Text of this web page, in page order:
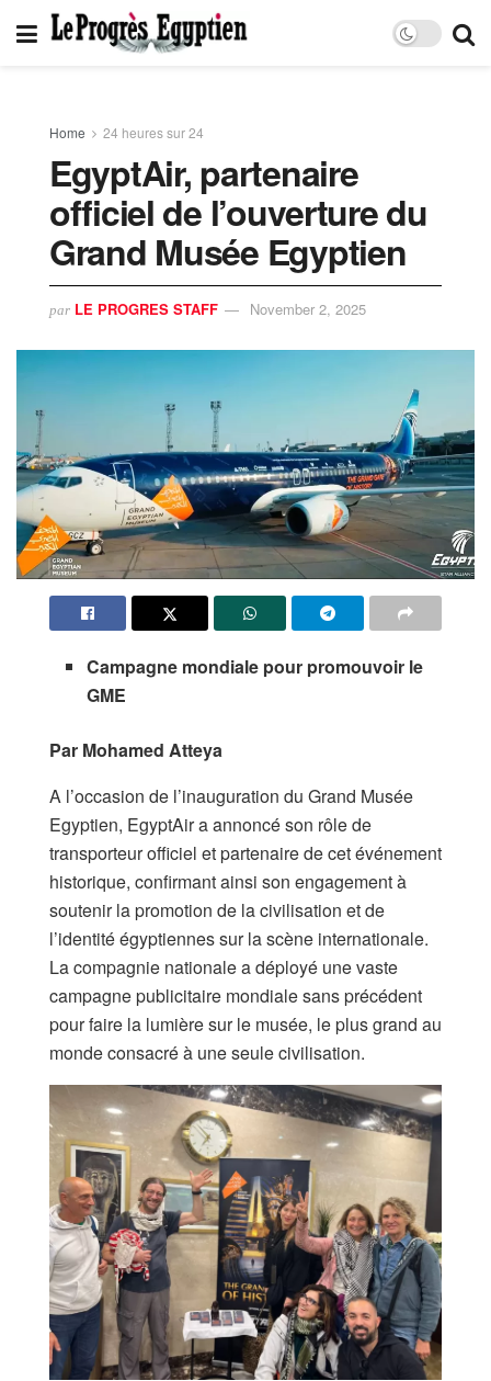
Home 24 heures sur 24
EgyptAir, partenaire
officiel de l’ouverture du
Grand Musée Egyptien
par LE PROGRES STAFF November 2, 2025
Campagne mondiale pour promouvoir le
GME
Par Mohamed Atteya
A l’occasion de l’inauguration du Grand Musée
Egyptien, EgyptAir a annoncé son rôle de
transporteur officiel et partenaire de cet événement
historique, confirmant ainsi son engagement à
soutenir la promotion de la civilisation et de
l’identité égyptiennes sur la scène internationale.
La compagnie nationale a déployé une vaste
campagne publicitaire mondiale sans précédent
pour faire la lumière sur le musée, le plus grand au
monde consacré à une seule civilisation.